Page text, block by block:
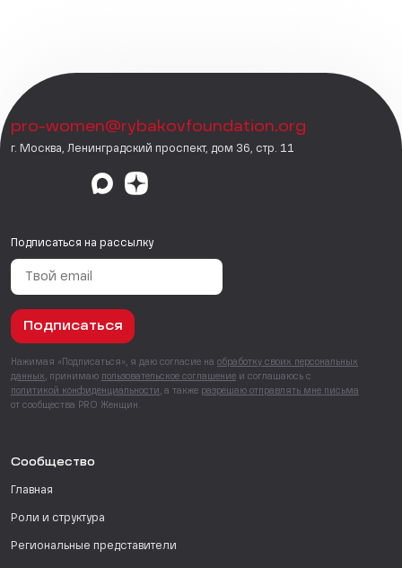
pro-women@rybakovfoundation.org
г. Москва, Ленинградский проспект, дом 36, стр. 11
Подписаться на рассылку
Подписаться
Нажимая «Подписаться», я даю согласие на обработку своих персональных
данных , принимаю пользовательское соглашение и соглашаюсь с
политикой конфиденциальности , а также разрешаю отправлять мне письма
от сообщества PRO Женщин.
Сообщество
Главная
Роли и структура
Региональные представители